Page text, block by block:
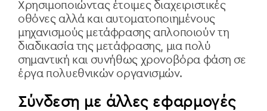
Χρησιμοποιώντας έτοιμες διαχειριστικές
οθόνες αλλά και αυτοματοποιημένους
μηχανισμούς μετάφρασης απλοποιούν τη
διαδικασία της μετάφρασης, μια πολύ
σημαντική και συνήθως χρονοβόρα φάση σε
έργα πολυεθνικών οργανισμών.
Σύνδεση με άλλες εφαρμογές